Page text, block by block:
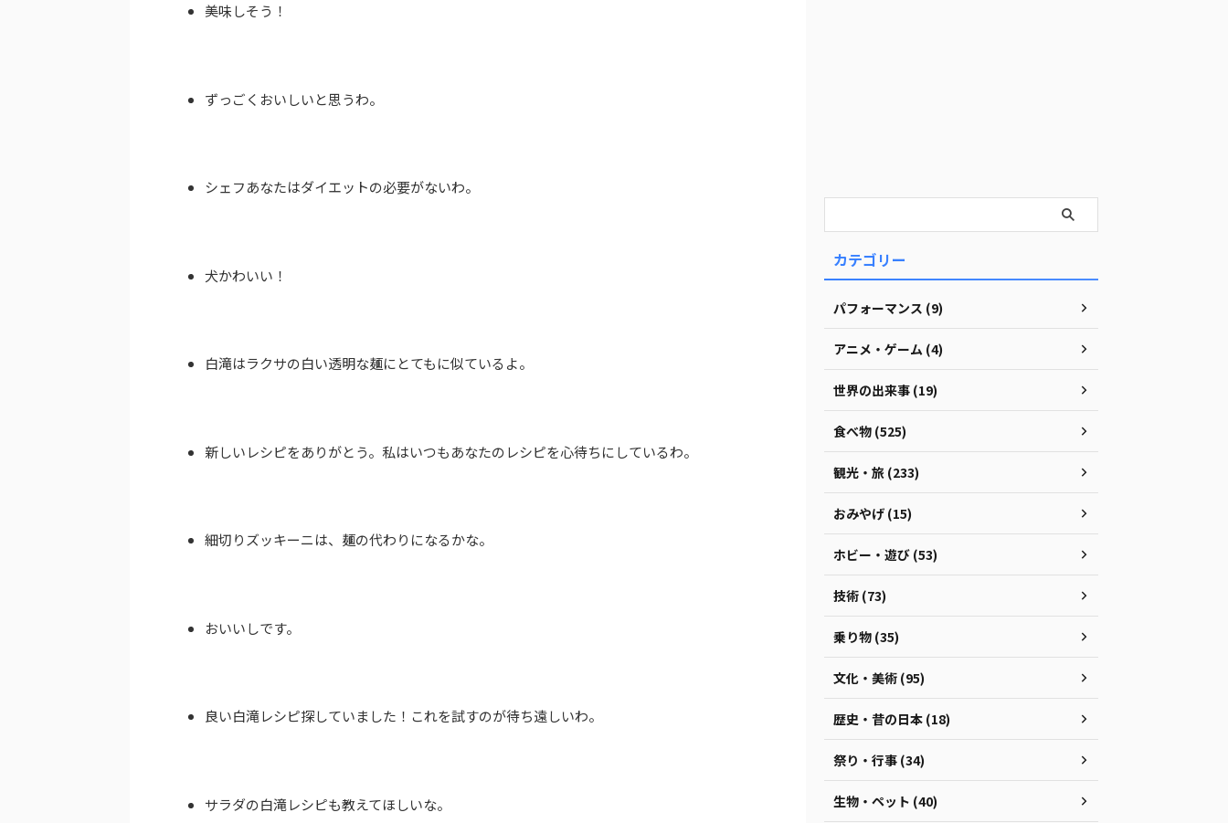
美味しそう！
ずっごくおいしいと思うわ。
シェフあなたはダイエットの必要がないわ。
犬かわいい！
白滝はラクサの白い透明な麺にとてもに似ているよ。
新しいレシピをありがとう。私はいつもあなたのレシピを心待ちにしているわ。
細切りズッキーニは、麺の代わりになるかな。
おいいしです。
良い白滝レシピ探していました！これを試すのが待ち遠しいわ。
サラダの白滝レシピも教えてほしいな。
カテゴリー
パフォーマンス (9)
アニメ・ゲーム (4)
世界の出来事 (19)
食べ物 (525)
観光・旅 (233)
おみやげ (15)
ホビー・遊び (53)
技術 (73)
乗り物 (35)
文化・美術 (95)
歴史・昔の日本 (18)
祭り・行事 (34)
生物・ペット (40)